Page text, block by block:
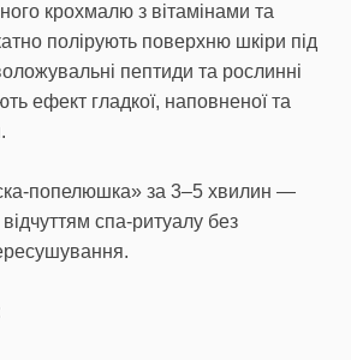
крохмалю з вітамінами та
полірують поверхню шкіри під
пептиди та рослинні
ефект гладкої, наповненої та
попелюшка» за 3–5 хвилин —
спа-ритуалу без